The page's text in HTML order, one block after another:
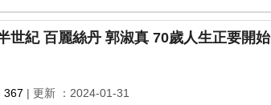
為4歲的許諾拚搏半世紀 百麗絲丹 郭淑真 70歲人生正要開始
367 | 更新 ：2024-01-31